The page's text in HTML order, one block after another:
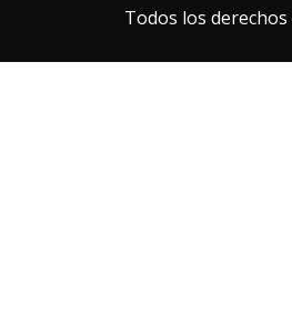
Todos los